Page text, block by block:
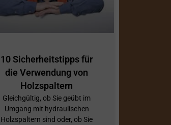
10 Sicherheitstipps für
die Verwendung von
Holzspaltern
Gleichgültig, ob Sie geübt im
Umgang mit hydraulischen
Holzspaltern sind oder, ob Sie